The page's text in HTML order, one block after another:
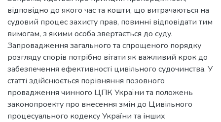
відповідно до якого час та кошти, що витрачаються на
судовий процес захисту прав, повинні відповідати тим
вимогам, з якими особа звертається до суду.
Запровадження загального та спрощеного порядку
розгляду спорів потрібно вітати як важливий крок до
забезпечення ефективності цивільного судочинства. У
статті здійснюється порівняння позовного
провадження чинного ЦПК України та положень
законопроекту про внесення змін до Цивільного
процесуального кодексу України та інших